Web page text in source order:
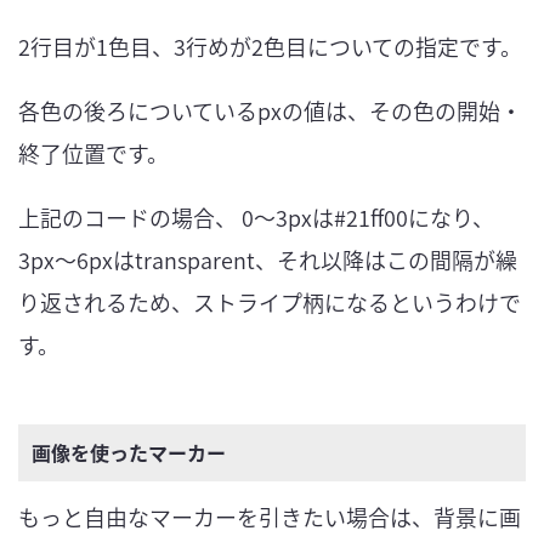
2行目が1色目、3行めが2色目についての指定です。
各色の後ろについているpxの値は、その色の開始・
終了位置です。
上記のコードの場合、 0〜3pxは#21ff00になり、
3px〜6pxはtransparent、それ以降はこの間隔が繰
り返されるため、ストライプ柄になるというわけで
す。
画像を使ったマーカー
もっと自由なマーカーを引きたい場合は、背景に画